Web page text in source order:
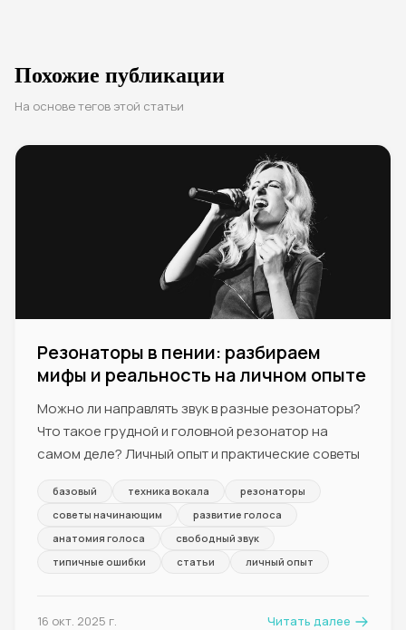
Похожие публикации
На основе тегов этой статьи
Резонаторы в пении: разбираем
мифы и реальность на личном опыте
Можно ли направлять звук в разные резонаторы?
Что такое грудной и головной резонатор на
самом деле? Личный опыт и практические советы
базовый техника вокала
резонаторы
советы начинающим
развитие голоса
анатомия голоса
свободный звук
типичные ошибки
статьи личный опыт
16 окт. 2025 г. Читать далее